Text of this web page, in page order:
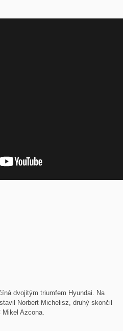
dvojitým triumfem Hyundai. Na
Norbert Michelisz, druhý skončil
Mikel Azcona.